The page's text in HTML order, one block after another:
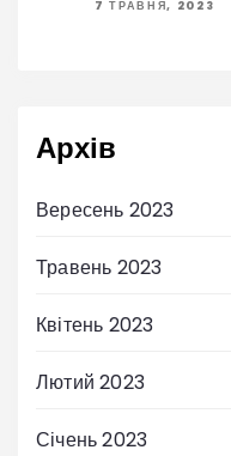
7 ТРАВНЯ, 2023
Архів
Вересень 2023
Травень 2023
Квітень 2023
Лютий 2023
Січень 2023